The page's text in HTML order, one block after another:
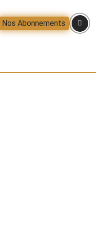
Nos Abonnements